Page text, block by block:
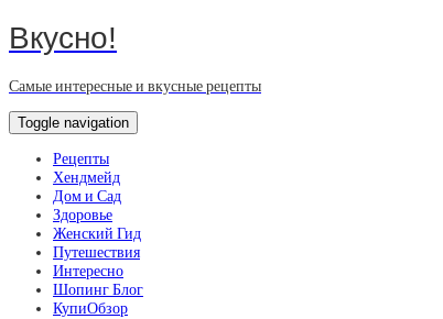
Вкусно!
Самые интересные и вкусные рецепты
Toggle navigation
Рецепты
Хендмейд
Дом и Сад
Здоровье
Женский Гид
Путешествия
Интересно
Шопинг Блог
КупиОбзор